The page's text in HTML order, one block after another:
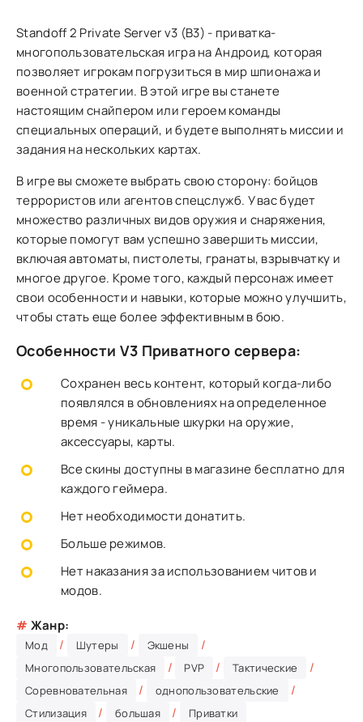
Standoff 2 Private Server v3 (В3) - приватка-
многопользовательская игра на Андроид, которая
позволяет игрокам погрузиться в мир шпионажа и
военной стратегии. В этой игре вы станете
настоящим снайпером или героем команды
специальных операций, и будете выполнять миссии и
задания на нескольких картах.
В игре вы сможете выбрать свою сторону: бойцов
террористов или агентов спецслужб. У вас будет
множество различных видов оружия и снаряжения,
которые помогут вам успешно завершить миссии,
включая автоматы, пистолеты, гранаты, взрывчатку и
многое другое. Кроме того, каждый персонаж имеет
свои особенности и навыки, которые можно улучшить,
чтобы стать еще более эффективным в бою.
Особенности V3 Приватного сервера:
Сохранен весь контент, который когда-либо
появлялся в обновлениях на определенное
время - уникальные шкурки на оружие,
аксессуары, карты.
Все скины доступны в магазине бесплатно для
каждого геймера.
Нет необходимости донатить.
Больше режимов.
Нет наказания за использованием читов и
модов.
# Жанр:
Мод / Шутеры / Экшены /
Многопользовательская / PVP / Тактические /
Соревновательная / однопользовательские /
Стилизация / большая / Приватки